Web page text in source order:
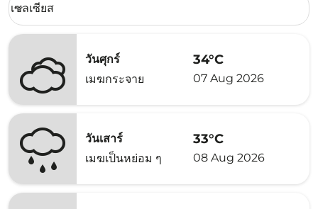
เซลเซียส
keyboard_arrow_down
วันศุกร์
เมฆกระจาย
34°C
07 Aug 2026
วันเสาร์
เมฆเป็นหย่อม ๆ
33°C
08 Aug 2026